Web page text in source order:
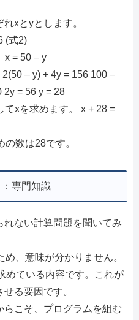
xとyとします。
(式2)
x = 50 – y
– y) + 4y = 156 100 –
2y = 56 y = 28
xを求めます。 x + 28 =
数は28です。
専門知識
ない計算問題を聞いてみ
、意味が分かりません。
めている内容です。これが
る要因です。
らこそ、プログラムを組む